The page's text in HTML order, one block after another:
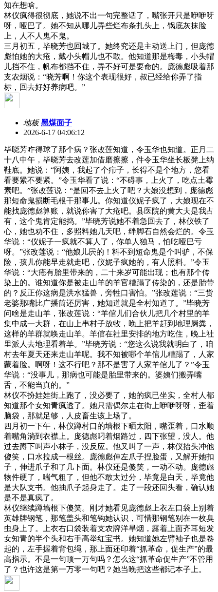
知在想啥。
林仪疯得很彻底，她说不出一句完整话了，嘴张开只是咿咿呀
呀，哑巴了。她不知从哪儿弄些烂布条扎头上，锅底灰抹脸
上，人不人鬼不鬼。
三月初五，毕晓芳也回城了。她终究还是主动送上门，但庞德
彪怕她的大疮，戴小头帽儿也不敢。他知道那是梅毒，小头帽
儿挡不住，帆布都挡不住，弄不好可是要命的。庞德彪吸着那
支农烟说：“晓芳啊！你这个表现很好，叔已经给你弄了指
标，回去好好养病吧。”
地板 黑煤面子
2026-6-17 04:06:12
毕晓芳咋得球了那个病？张改莲知道，令玉华也知道。正月二
十八中午，毕晓芳去改莲加借磨擦擦，件令玉华坐长板凳上纳
鞋底。她说：“阿姨，我起了个疖子，长得不是个地方，您看
看要紧不要紧。”令玉华看了说：“不碍事，上火了，吃点土霉
素吧。”张改莲说：“是回不去上火了吧？大娘没想到，庞德彪
那短命鬼损断毛根干那事儿。你知道仪妮子疯了，大娘现在不
能找庞德彪算账，就说你害了大疮吧。县医院的黄大夫是我占
有，这个鬼肯定能捣。”毕晓芳说她不着急回去了，林仪铁了
心，她也劝不住，多照料她几天吧，绊脚石自然会烂的。令玉
华说：“仪妮子一疯就不算人了，你单人独马，怕吃哑巴亏
呀。”张改莲说：“他娘儿屄的！料不到短命鬼是个叫驴，不保
险，孩儿你能早走就走吧，仪妮子疯她的，有人照料。”令玉
华说：“大疮有胎里带来的，二十来岁可能出现；也有那个传
染上的。谁知道你是被走山羊的羊官糟蹋了传染的，还是胎带
的？反正你这病是洪水猛兽，旁牲口害怕。”张改莲说：“三货
老婆那嘴比广播筒还厉害，她知道就是全村知道了。”毕晓芳
问啥是走山羊，张改莲说：“羊倌儿们合伙儿把几个村里的羊
集中成一大群，在山上串村子放牧，晚上把羊赶到地理屙粪，
这样的羊群就唤走山羊。羊倌在社里安排的地方吃住，晚上社
里派人去地理看着羊。”毕晓芳说：“您这么说我就明白了，咱
村去年夏天还来走山羊呢。我不知被哪个羊倌儿糟蹋了，人家
蒙着脸。啊呀！这不行吧？那不是害了人家羊倌儿了？”令玉
华说：“没事儿，那病也可能是胎里带来的。婆姨们搬弄嘴
舌，不能当真的。”
林仪不扮娃娃街上跑了，没必要了，她的疯已坐实，全村人都
知道那个女知青疯透了。她只需偶尔走在街上咿咿呀呀，歪着
脑袋，那就足够，人皮畜生该上场了。
四月初一下午，林仪蹲村口的墙根下晒太阳，嘴歪着，口水顺
着嘴角淌到衣襟上。庞德彪叼着烟路过，四下张望，没人。他
过去蹲下叫声小林子，没反应。他又叫了一声，林仪抬头冲他
傻笑，口水拉成一根丝。庞德彪伸左爪子捏脸蛋，又解开她扣
子，伸进爪子和了几下面。林仪还是傻笑，一动不动。庞德彪
物件硬了，喘气粗了，但他不敢太过分，毕竟是白天，毕竟他
是大队支书。他抽爪子起身走了。走了一段还回头看，确认她
是不是真疯了。
林仪继续蹲墙根下傻笑。刚才她看见庞德彪上衣左口袋上别着
英雄牌钢笔，那笔盖头和笔钩她认识，可惜那钢笔别在一枚臭
虫身上了。上衣右口袋装着支农牌洋旱烟，露着上面齐耳短发
女知青的半个头和右手高举红宝书。她知道她左臂袖子也是卷
起的，左手握着背包绳，那上面还印着“抓革命，促生产”的最
高指示。不是一句顶一万句吗？怎么这“抓革命促生产”不管用
了？也许这是第一万零一句吧？她当晚把这些都记本子上。